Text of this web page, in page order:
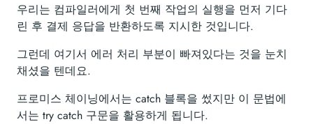
우리는 컴파일러에게 첫 번째 작업의 실행을 먼저 기다
린 후 결제 응답을 반환하도록 지시한 것입니다.
그런데 여기서 에러 처리 부분이 빠져있다는 것을 눈치
채셨을 텐데요.
프로미스 체이닝에서는 catch 블록을 썼지만 이 문법에
서는 try catch 구문을 활용하게 됩니다.